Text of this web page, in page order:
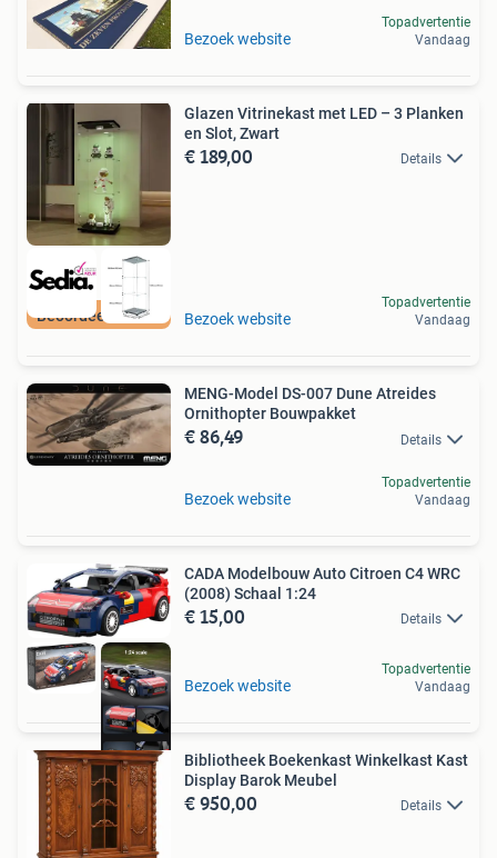
Bezoek website
Topadvertentie
Vandaag
Glazen Vitrinekast met LED – 3 Planken
en Slot, Zwart
€ 189,00 Details
Bezoek website
Topadvertentie
Vandaag
MENG-Model DS-007 Dune Atreides
Ornithopter Bouwpakket
€ 86,49 Details
Bezoek website
Topadvertentie
Vandaag
CADA Modelbouw Auto Citroen C4 WRC
(2008) Schaal 1:24
€ 15,00 Details
Bezoek website
Topadvertentie
Vandaag
Bibliotheek Boekenkast Winkelkast Kast
Display Barok Meubel
€ 950,00 Details